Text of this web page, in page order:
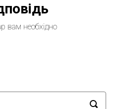
вам необхідно